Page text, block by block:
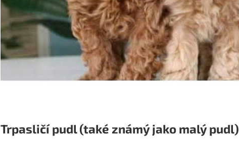
Trpasličí pudl (také známý jako malý pudl)